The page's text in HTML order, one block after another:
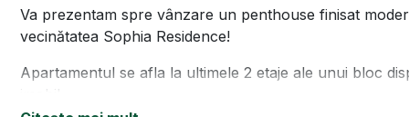
Va prezentam spre vânzare un penthouse finisat
vecinătatea Sophia Residence!
Apartamentul se afla la ultimele 2 etaje ale unui bloc